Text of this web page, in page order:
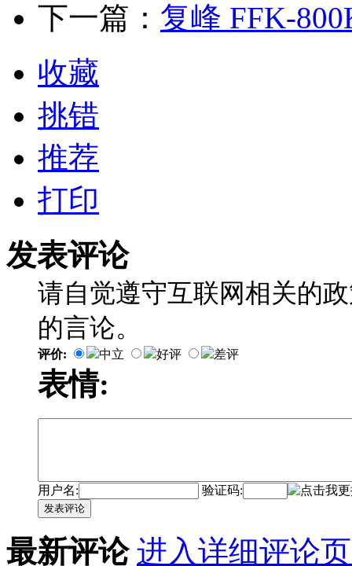
下一篇： 复峰 FFK-
收藏
挑错
推荐
打印
发表评论
请自觉遵守互联网相关的
的言论。
评价: 中立 好评 差评
表情:
用户名: 验证码:
发表评论
最新评论 进入详细评论